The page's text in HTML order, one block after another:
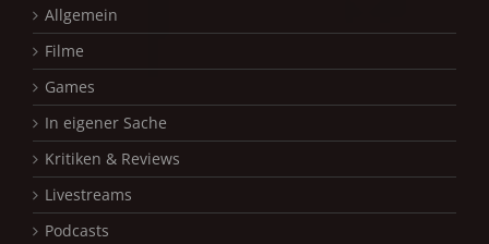
Allgemein
Filme
Games
In eigener Sache
Kritiken & Reviews
Livestreams
Podcasts